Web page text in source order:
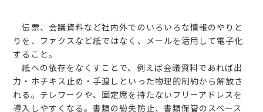
伝票、会議資料など社内外でのいろいろな情報のやりと
りを、ファクスなど紙ではなく、メールを活用して電子化
すること。
紙への依存をなくすことで、例えば会議資料であれば出
力・ホチキス止め・手渡しといった物理的制約から解放さ
れる。テレワークや、固定席を持たないフリーアドレスを
導入しやすくなる。書類の紛失防止、書類保管のスペース